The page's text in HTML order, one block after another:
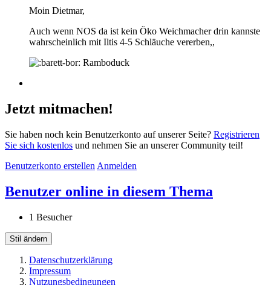
Moin Dietmar,
Auch wenn NOS da ist kein Öko Weichmacher drin kannste
wahrscheinlich mit Iltis 4-5 Schläuche vererben,,
Ramboduck
Jetzt mitmachen!
Sie haben noch kein Benutzerkonto auf unserer Seite? Registrieren
Sie sich kostenlos und nehmen Sie an unserer Community teil!
Benutzerkonto erstellen Anmelden
Benutzer online in diesem Thema
1 Besucher
Stil ändern
Datenschutzerklärung
Impressum
Nutzungsbedingungen